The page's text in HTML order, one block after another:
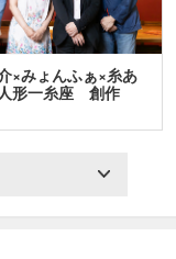
×みょんふぁ×糸あ
形一糸座 創作